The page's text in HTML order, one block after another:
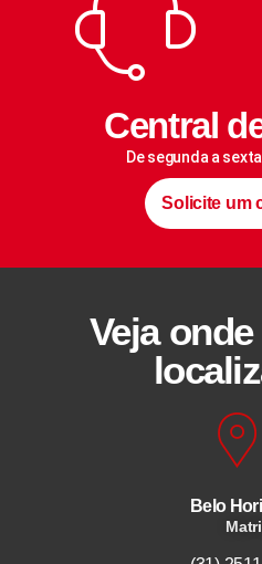
Central
De segunda a
Solicite um
Veja
Belo